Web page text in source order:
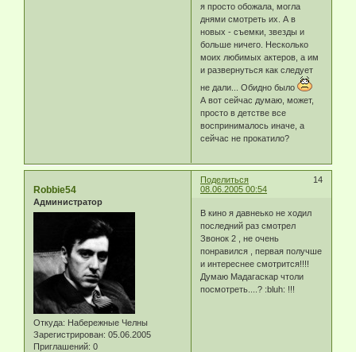
я просто обожала, могла
днями смотреть их. А в
новых - съемки, звезды и
больше ничего. Несколько
моих любимых актеров, а им
и развернуться как следует
не дали... Обидно было
А вот сейчас думаю, может,
просто в детстве все
воспринималось иначе, а
сейчас не прокатило?
Поделиться
14
08.06.2005 00:54
Robbie54
Администратор
Откуда: Набережные Челны
Зарегистрирован: 05.06.2005
Приглашений: 0
В кино я давнеько не ходил
последний раз смотрел
Звонок 2 , не очень
понравился , первая получше
и интереснее смотрится!!!!
Думаю Мадагаскар чтоли
посмотреть....? :bluh: !!!